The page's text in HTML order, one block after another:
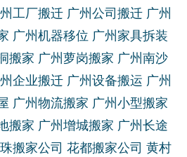
工厂搬迁 广州公司搬迁 广州
广州机器移位 广州家具拆装
搬家 广州萝岗搬家 广州南沙
企业搬迁 广州设备搬运 广州
广州物流搬家 广州小型搬家
搬家 广州增城搬家 广州长途
搬家公司 花都搬家公司 黄村